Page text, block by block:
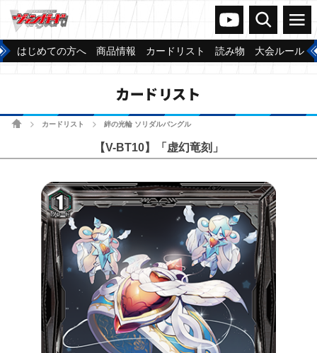
ヴァンガードch
検索 メニュー
はじめての方へ 商品情報 カードリスト 読み物 大会ルール
カードリスト
ホームカードリスト 絆の光輪 ソリダルバングル
【V-BT10】「虚幻竜刻」